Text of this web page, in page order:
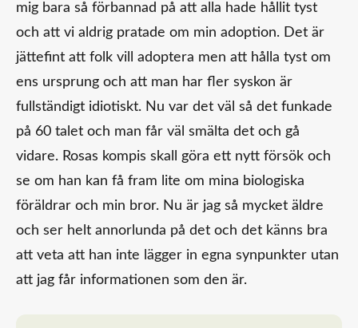
mig bara så förbannad på att alla hade hållit tyst
och att vi aldrig pratade om min adoption. Det är
jättefint att folk vill adoptera men att hålla tyst om
ens ursprung och att man har fler syskon är
fullständigt idiotiskt. Nu var det väl så det funkade
på 60 talet och man får väl smälta det och gå
vidare. Rosas kompis skall göra ett nytt försök och
se om han kan få fram lite om mina biologiska
föräldrar och min bror. Nu är jag så mycket äldre
och ser helt annorlunda på det och det känns bra
att veta att han inte lägger in egna synpunkter utan
att jag får informationen som den är.